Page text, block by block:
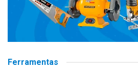
Ferramentas